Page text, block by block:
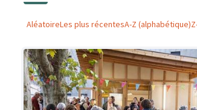
AléatoireLes plus récentesA-Z (alphabétique)